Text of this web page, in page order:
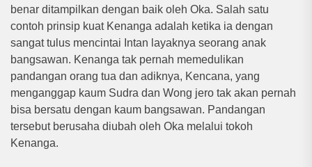
benar ditampilkan dengan baik oleh Oka. Salah satu
contoh prinsip kuat Kenanga adalah ketika ia dengan
sangat tulus mencintai Intan layaknya seorang anak
bangsawan. Kenanga tak pernah memedulikan
pandangan orang tua dan adiknya, Kencana, yang
menganggap kaum Sudra dan Wong jero tak akan pernah
bisa bersatu dengan kaum bangsawan. Pandangan
tersebut berusaha diubah oleh Oka melalui tokoh
Kenanga.